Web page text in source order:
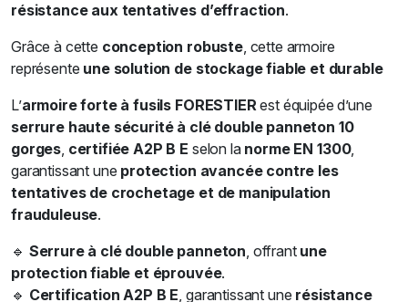
résistance aux tentatives d’effraction.
Grâce à cette conception robuste, cette armoire
représente une solution de stockage fiable et durable
L’armoire forte à fusils FORESTIERest équipée d’une
serrure haute sécurité à clé double panneton 10
gorges, certifiée A2P B E selon la norme EN 1300,
garantissant une protection avancée contre les
tentatives de crochetage et de manipulation
frauduleuse.
🔹 Serrure à clé double panneton, offrant une
protection fiable et éprouvée.
🔹 Certification A2P B E, garantissant une résistance